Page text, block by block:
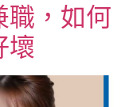
職，如何
壞